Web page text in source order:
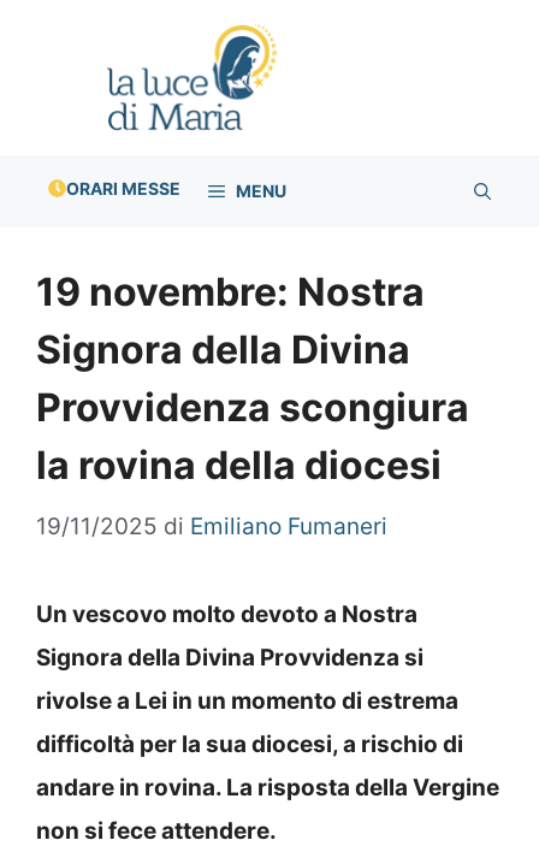
ORARI MESSE MENU
19 novembre: Nostra
Signora della Divina
Provvidenza scongiura
la rovina della diocesi
19/11/2025 di Emiliano Fumaneri
Un vescovo molto devoto a Nostra
Signora della Divina Provvidenza si
rivolse a Lei in un momento di estrema
difficoltà per la sua diocesi, a rischio di
andare in rovina. La risposta della Vergine
non si fece attendere.